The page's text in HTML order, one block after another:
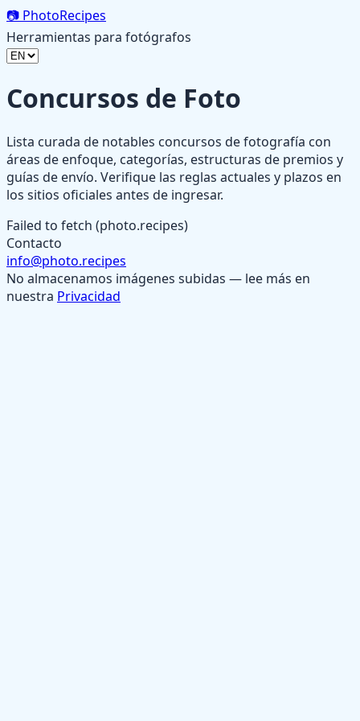
📷 PhotoRecipes
Herramientas para fotógrafos
Concursos de Foto
Lista curada de notables concursos de fotografía con
áreas de enfoque, categorías, estructuras de premios y
guías de envío. Verifique las reglas actuales y plazos en
los sitios oficiales antes de ingresar.
Failed to fetch (photo.recipes)
Contacto
info@photo.recipes
No almacenamos imágenes subidas — lee más en
nuestra Privacidad